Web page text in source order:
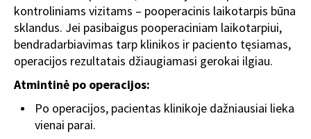
kontroliniams vizitams – pooperacinis laikotarpis būna
sklandus. Jei pasibaigus pooperaciniam laikotarpiui,
bendradarbiavimas tarp klinikos ir paciento tęsiamas,
operacijos rezultatais džiaugiamasi gerokai ilgiau.
Atmintinė po operacijos:
Po operacijos, pacientas klinikoje dažniausiai lieka
vienai parai.